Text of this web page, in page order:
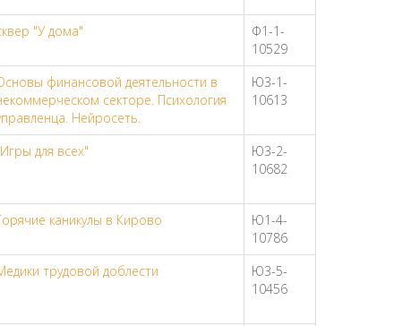
"У дома"
Ф1-1-
10529
финансовой деятельности в
секторе. Психология
Нейросеть.
Ю3-1-
10613
для всех"
Ю3-2-
10682
каникулы в Кирово
Ю1-4-
10786
трудовой доблести
Ю3-5-
10456